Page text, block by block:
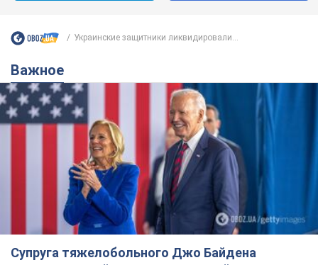
Украинские защитники ликвидировали...
Важное
Супруга тяжелобольного Джо Байдена